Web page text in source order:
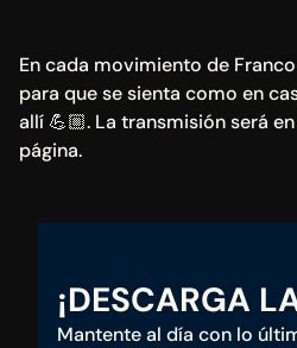
En cada movimiento de
para que se sienta como en
allí 💪🏼. La transmisión será
página.
¡DESCARGA
Mantente al día con lo